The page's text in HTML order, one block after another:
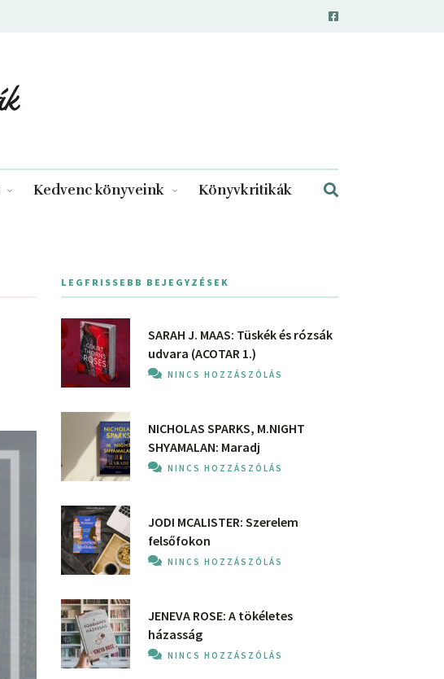
Kedvenc könyveink Könyvkritikák
LEGFRISSEBB BEJEGYZÉSEK
SARAH J. MAAS: Tüskék és rózsák
udvara (ACOTAR 1.)
NINCS HOZZÁSZÓLÁS
NICHOLAS SPARKS, M.NIGHT
SHYAMALAN: Maradj
NINCS HOZZÁSZÓLÁS
JODI MCALISTER: Szerelem
felsőfokon
NINCS HOZZÁSZÓLÁS
JENEVA ROSE: A ​tökéletes
házasság
NINCS HOZZÁSZÓLÁS